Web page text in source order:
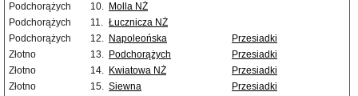
Podchorążych
10. Molla NŻ
Podchorążych
11. Łucznicza NŻ
Podchorążych
12. Napoleońska
Przesiadki
Złotno
13. Podchorążych
Przesiadki
Złotno
14. Kwiatowa NŻ
Przesiadki
Złotno
15. Siewna
Przesiadki